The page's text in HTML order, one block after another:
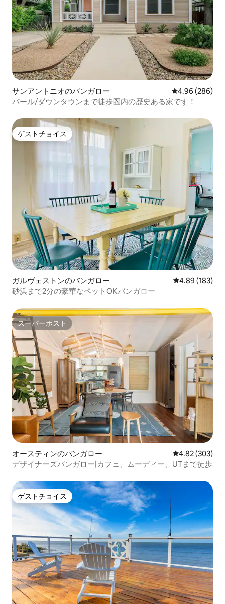
サンアントニオのバンガロー レビュー286
4.96 (286)
パール/ダウンタウンまで徒歩圏内の歴史ある家です！
ゲストチョイス
ゲストチョイス
ガルヴェストンのバンガロー レビュー183
4.89 (183)
砂浜まで2分の豪華なペットOKバンガロー
スーパーホスト
スーパーホスト
オースティンのバンガロー レビュー303
4.82 (303)
デザイナーズバンガロー|カフェ、ムーディー、UTまで徒歩
ゲストチョイス
ゲストチョイス